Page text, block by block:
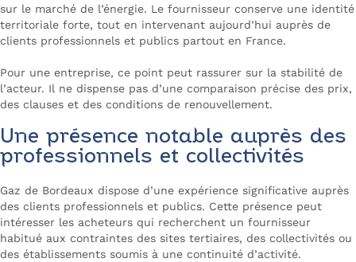
sur le marché de l’énergie. Le fournisseur conserve une identité
territoriale forte, tout en intervenant aujourd’hui auprès de
clients professionnels et publics partout en France.
Pour une entreprise, ce point peut rassurer sur la stabilité de
l’acteur. Il ne dispense pas d’une comparaison précise des prix,
des clauses et des conditions de renouvellement.
Une présence notable auprès des
professionnels et collectivités
Gaz de Bordeaux dispose d’une expérience significative auprès
des clients professionnels et publics. Cette présence peut
intéresser les acheteurs qui recherchent un fournisseur
habitué aux contraintes des sites tertiaires, des collectivités ou
des établissements soumis à une continuité d’activité.